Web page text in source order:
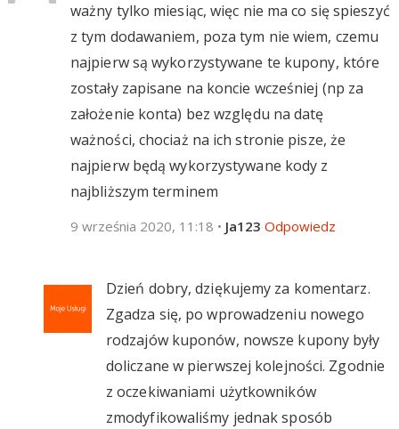
ważny tylko miesiąc, więc nie ma co się spieszyć
z tym dodawaniem, poza tym nie wiem, czemu
najpierw są wykorzystywane te kupony, które
zostały zapisane na koncie wcześniej (np za
założenie konta) bez względu na datę
ważności, chociaż na ich stronie pisze, że
najpierw będą wykorzystywane kody z
najbliższym terminem
9 września 2020, 11:18 • Ja123 Odpowiedz
Dzień dobry, dziękujemy za komentarz.
Zgadza się, po wprowadzeniu nowego
rodzajów kuponów, nowsze kupony były
doliczane w pierwszej kolejności. Zgodnie
z oczekiwaniami użytkowników
zmodyfikowaliśmy jednak sposób